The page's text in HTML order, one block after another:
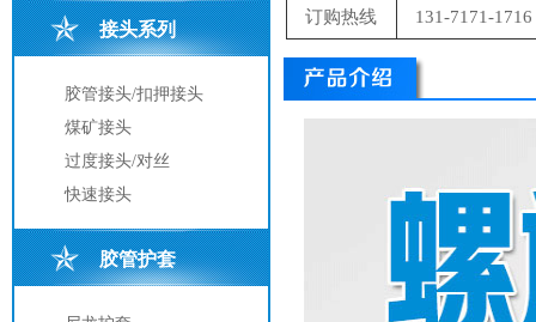
接头系列
胶管接头/扣押接头
煤矿接头
过度接头/对丝
快速接头
胶管护套
订购热线 131-7171-1716